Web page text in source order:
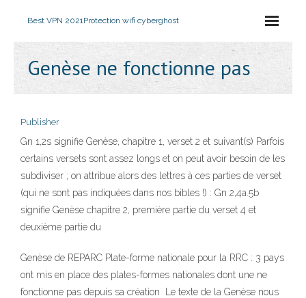
Best VPN 2021Protection wifi cyberghost
Genèse ne fonctionne pas
Publisher
Gn 1,2s signifie Genèse, chapitre 1, verset 2 et suivant(s) Parfois
certains versets sont assez longs et on peut avoir besoin de les
subdiviser ; on attribue alors des lettres à ces parties de verset
(qui ne sont pas indiquées dans nos bibles !) : Gn 2,4a.5b
signifie Genèse chapitre 2, première partie du verset 4 et
deuxième partie du
Genèse de REPARC Plate-forme nationale pour la RRC : 3 pays
ont mis en place des plates-formes nationales dont une ne
fonctionne pas depuis sa création Le texte de la Genèse nous